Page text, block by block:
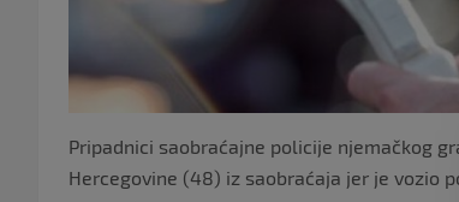
Pripadnici saobraćajne policije njemačkog
Hercegovine (48) iz saobraćaja jer je vozio